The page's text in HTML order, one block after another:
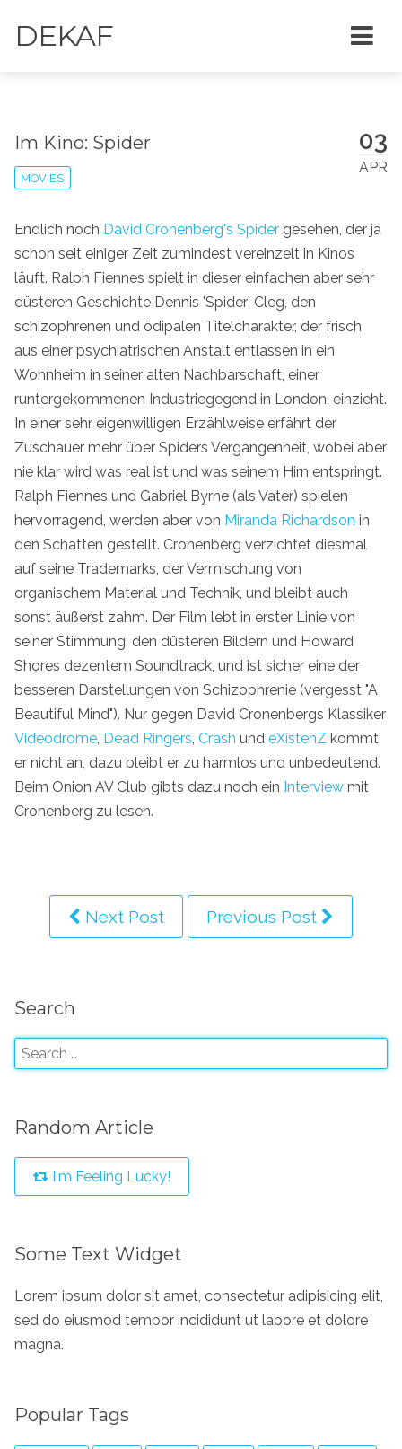
DEKAF
03
APR
Im Kino: Spider
MOVIES
Endlich noch David Cronenberg's Spider gesehen, der ja
schon seit einiger Zeit zumindest vereinzelt in Kinos
läuft. Ralph Fiennes spielt in dieser einfachen aber sehr
düsteren Geschichte Dennis 'Spider' Cleg, den
schizophrenen und ödipalen Titelcharakter, der frisch
aus einer psychiatrischen Anstalt entlassen in ein
Wohnheim in seiner alten Nachbarschaft, einer
runtergekommenen Industriegegend in London, einzieht.
In einer sehr eigenwilligen Erzählweise erfährt der
Zuschauer mehr über Spiders Vergangenheit, wobei aber
nie klar wird was real ist und was seinem Hirn entspringt.
Ralph Fiennes und Gabriel Byrne (als Vater) spielen
hervorragend, werden aber von Miranda Richardson in
den Schatten gestellt. Cronenberg verzichtet diesmal
auf seine Trademarks, der Vermischung von
organischem Material und Technik, und bleibt auch
sonst äußerst zahm. Der Film lebt in erster Linie von
seiner Stimmung, den düsteren Bildern und Howard
Shores dezentem Soundtrack, und ist sicher eine der
besseren Darstellungen von Schizophrenie (vergesst "A
Beautiful Mind"). Nur gegen David Cronenbergs Klassiker
Videodrome Dead Ringers Crash und eXistenZ kommt
er nicht an, dazu bleibt er zu harmlos und unbedeutend.
Beim Onion AV Club gibts dazu noch ein Interview mit
Cronenberg zu lesen.
Next Post Previous Post
Search
Random Article
I'm Feeling Lucky!
Some Text Widget
Lorem ipsum dolor sit amet, consectetur adipisicing elit,
sed do eiusmod tempor incididunt ut labore et dolore
magna.
Popular Tags